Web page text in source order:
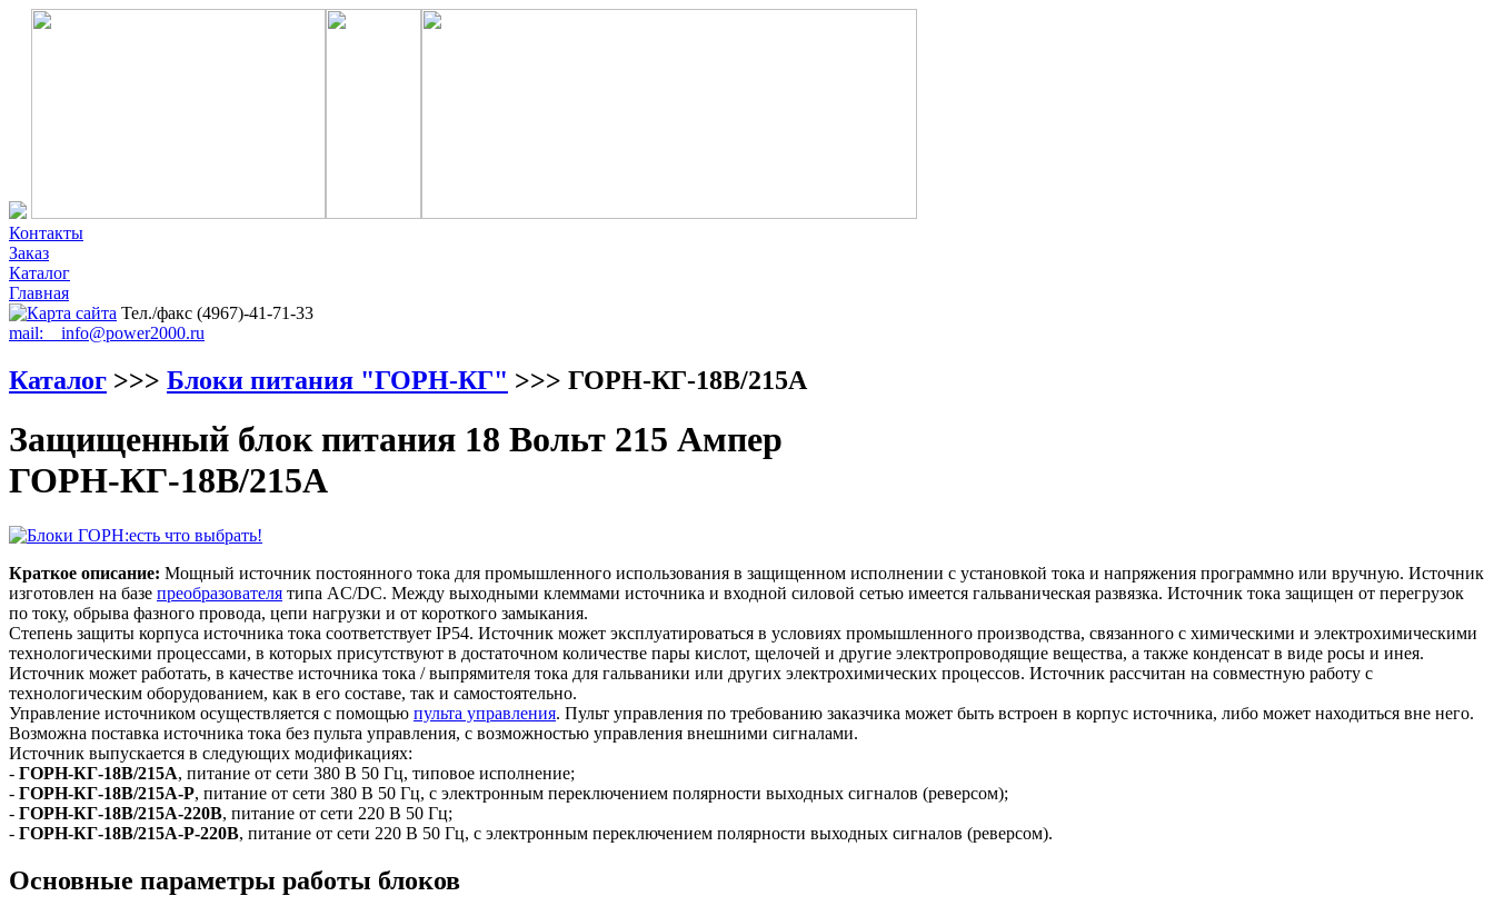
Контакты
Заказ
Каталог
Главная
Тел./факс (4967)-41-71-33
mail: info@power2000.ru
Каталог >>> Блоки питания "ГОРН-КГ" >>> ГОРН-КГ-18В/215А
Защищенный блок питания 18 Вольт 215 Ампер
ГОРН-КГ-18В/215А
Краткое описание: Мощный источник постоянного тока для промышленного использования в защищенном исполнении с установкой тока и напряжения программно или вручную. Источник
изготовлен на базе преобразователя типа AC/DC. Между выходными клеммами источника и входной силовой сетью имеется гальваническая развязка. Источник тока защищен от перегрузок
по току, обрыва фазного провода, цепи нагрузки и от короткого замыкания.
Степень защиты корпуса источника тока соответствует IP54. Источник может эксплуатироваться в условиях промышленного производства, связанного с химическими и электрохимическими
технологическими процессами, в которых присутствуют в достаточном количестве пары кислот, щелочей и другие электропроводящие вещества, а также конденсат в виде росы и инея.
Источник может работать, в качестве источника тока / выпрямителя тока для гальваники или других электрохимических процессов. Источник рассчитан на совместную работу с
технологическим оборудованием, как в его составе, так и самостоятельно.
Управление источником осуществляется с помощью пульта управления. Пульт управления по требованию заказчика может быть встроен в корпус источника, либо может находиться вне него.
Возможна поставка источника тока без пульта управления, с возможностью управления внешними сигналами.
Источник выпускается в следующих модификациях:
- ГОРН-КГ-18В/215А, питание от сети 380 В 50 Гц, типовое исполнение;
- ГОРН-КГ-18В/215А-Р, питание от сети 380 В 50 Гц, с электронным переключением полярности выходных сигналов (реверсом);
- ГОРН-КГ-18В/215А-220В, питание от сети 220 В 50 Гц;
- ГОРН-КГ-18В/215А-Р-220В, питание от сети 220 В 50 Гц, с электронным переключением полярности выходных сигналов (реверсом).
Основные параметры работы блоков